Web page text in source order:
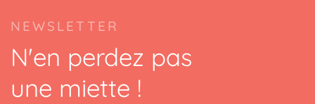
NEWSLETTER
N'en perdez pas
une miette !